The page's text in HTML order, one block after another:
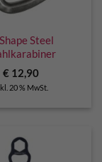
Steel
€ 12,90
20 % MwSt.